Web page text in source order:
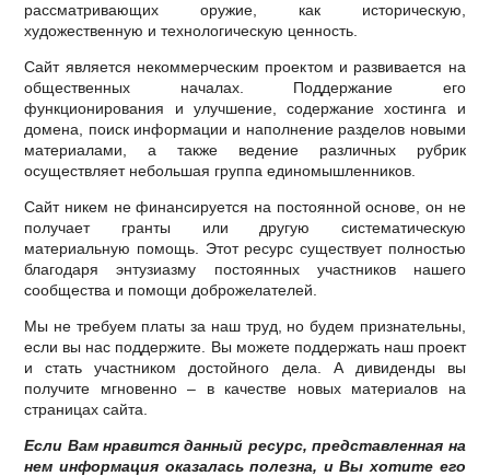
рассматривающих оружие, как историческую,
художественную и технологическую ценность.
Сайт является некоммерческим проектом и развивается на
общественных началах. Поддержание его
функционирования и улучшение, содержание хостинга и
домена, поиск информации и наполнение разделов новыми
материалами, а также ведение различных рубрик
осуществляет небольшая группа единомышленников.
Сайт никем не финансируется на постоянной основе, он не
получает гранты или другую систематическую
материальную помощь. Этот ресурс существует полностью
благодаря энтузиазму постоянных участников нашего
сообщества и помощи доброжелателей.
Мы не требуем платы за наш труд, но будем признательны,
если вы нас поддержите. Вы можете поддержать наш проект
и стать участником достойного дела. А дивиденды вы
получите мгновенно – в качестве новых материалов на
страницах сайта.
Если Вам нравится данный ресурс, представленная на
нем информация оказалась полезна, и Вы хотите его